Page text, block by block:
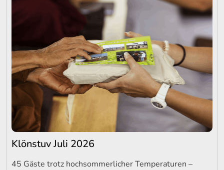
Klönstuv Juli 2026
45 Gäste trotz hochsommerlicher Temperaturen –